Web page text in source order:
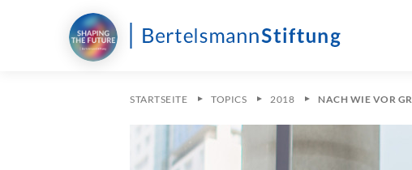
STARTSEITE TOPICS 2018 NACH WIE VOR